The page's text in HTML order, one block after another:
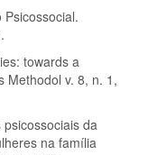
Psicossocial.
towards a
Methodol v. 8, n. 1,
psicossociais da
na família